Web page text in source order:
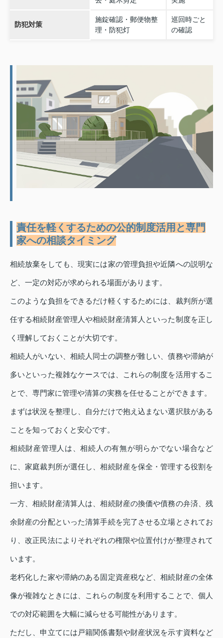
防犯対策
施錠確認・郵便物整
理・防犯灯
巡回時ごと
の確認
責任を軽くするための公的制度活用と専門
家への相談タイミング
相続放棄をしても、現実には家の管理負担や近隣への説明な
ど、一定の対応が求められる場面があります。
このような負担をできるだけ軽くするためには、裁判所が選
任する相続財産管理人や相続財産清算人といった制度を正し
く理解しておくことが大切です。
相続人がいない、相続人同士の調整が難しい、債務や滞納が
多いといった複雑なケースでは、これらの制度を活用するこ
とで、専門家に管理や清算の実務を任せることができます。
まずは状況を整理し、自分だけで抱え込まない選択肢がある
ことを知っておくと安心です。
相続財産管理人は、相続人の有無が明らかでない場合など
に、家庭裁判所が選任し、相続財産を保全・管理する役割を
担います。
一方、相続財産清算人は、相続財産の換価や債務の弁済、残
余財産の分配といった清算手続を完了させる立場とされてお
り、改正民法によりそれぞれの権限や位置付けが整理されて
います。
老朽化した家や滞納のある固定資産税など、相続財産の全体
像が複雑なときには、これらの制度を利用することで、個人
での対応範囲を大幅に減らせる可能性があります。
ただし、申立てには戸籍関係書類や財産状況を示す資料など